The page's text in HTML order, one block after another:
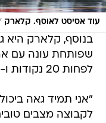
עוד אסיסט לאוסף. קלארק
בנוסף, קלארק היא
שפותחת עונה עם
לפחות 20 נקודות ו-5 אסיסטים.
"אני תמיד גאה
לקבוצה מצבים